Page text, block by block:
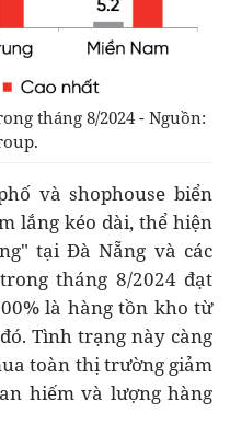
tháng 8/2024 - Nguồn:
và shophouse biển
lắng kéo dài, thể hiện
tại Đà Nẵng và các
tháng 8/2024 đạt
là hàng tồn kho từ
Tình trạng này càng
toàn thị trường giảm
hiếm và lượng hàng